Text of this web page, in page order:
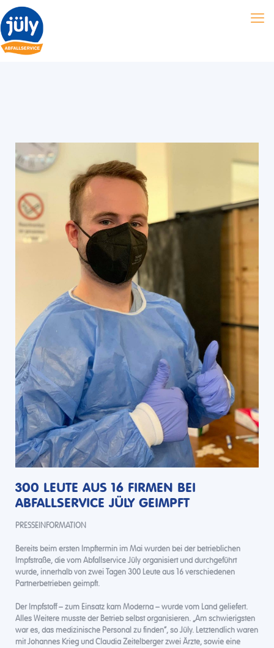
300 LEUTE AUS 16 FIRMEN BEI
ABFALLSERVICE JÜLY GEIMPFT
PRESSEINFORMATION
Bereits beim ersten Impftermin im Mai wurden bei der betrieblichen
Impfstraße, die vom Abfallservice Jüly organisiert und durchgeführt
wurde, innerhalb von zwei Tagen 300 Leute aus 16 verschiedenen
Partnerbetrieben geimpft.
Der Impfstoff – zum Einsatz kam Moderna – wurde vom Land geliefert.
Alles Weitere musste der Betrieb selbst organisieren. „Am schwierigsten
war es, das medizinische Personal zu finden“, so Jüly. Letztendlich waren
mit Johannes Krieg und Claudia Zeitelberger zwei Ärzte, sowie eine